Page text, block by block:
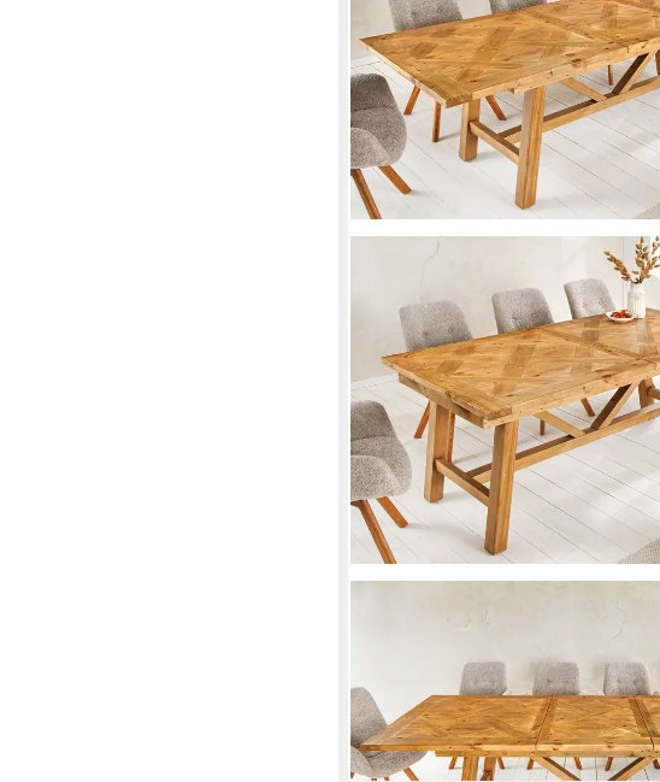
Esstisch RIVIERA 180-240cm natur -
180 x 76 x 90 cm B/H/T
699,95 € 799,95 €
-13%
in 7-9 Werktagen bei dir